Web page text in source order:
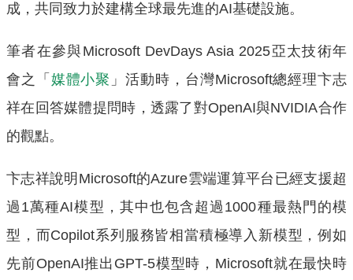
成，共同致力於建構全球最先進的AI基礎設施。
筆者在參與Microsoft DevDays Asia 2025亞太技術年
會之「 媒體小聚 」活動時，台灣Microsoft總經理卞志
祥在回答媒體提問時，透露了對OpenAI與NVIDIA合作
的觀點。
卞志祥說明Microsoft的Azure雲端運算平台已經支援超
過1萬種AI模型，其中也包含超過1000種最熱門的模
型，而Copilot系列服務皆相當積極導入新模型，例如
先前OpenAI推出GPT-5模型時，Microsoft就在最快時